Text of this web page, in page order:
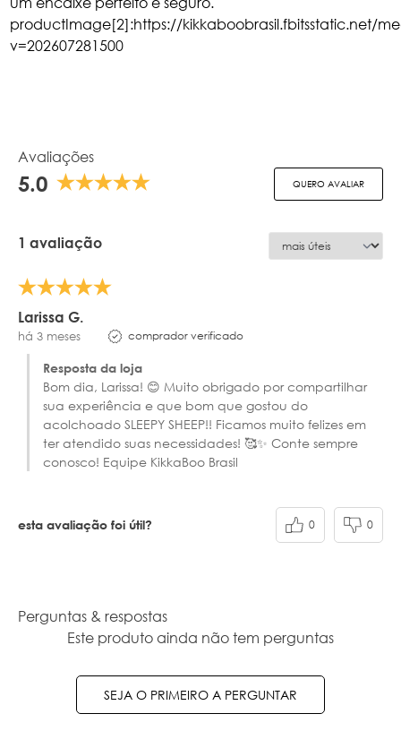
productImage[2]:https://kikkaboobrasil.fbitsstatic.net/
v=202607281500
Avaliações
5.0 QUERO AVALIAR
1 avaliação
Larissa G.
há 3 meses comprador verificado
Resposta da loja
Bom dia, Larissa! 😊 Muito obrigado por compartilhar
sua experiência e que bom que gostou do
acolchoado SLEEPY SHEEP!! Ficamos muito felizes em
ter atendido suas necessidades! 🥰✨ Conte sempre
conosco! Equipe KikkaBoo Brasil
esta avaliação foi útil? 0 0
Perguntas & respostas
Este produto ainda não tem perguntas
SEJA O PRIMEIRO A PERGUNTAR